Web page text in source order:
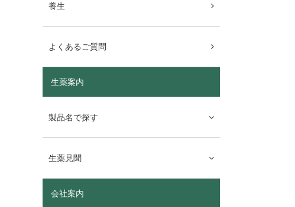
養生
よくあるご質問
生薬案内
製品名で探す
生薬見聞
会社案内